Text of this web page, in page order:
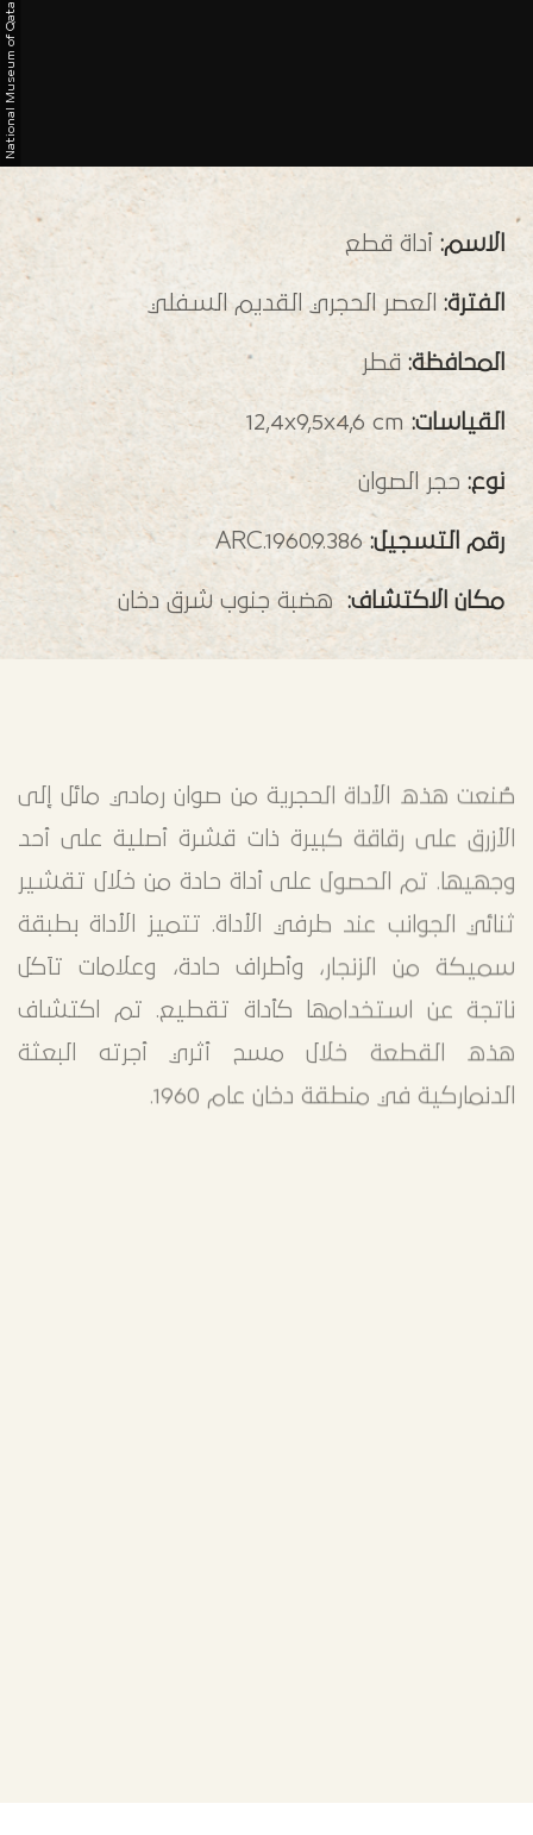
N
a
t
i
o
n
a
l
M
u
s
e
u
m
o
f
Q
a
t
a
الاسم: أداة قطع
الفترة: العصر الحجري القديم السفلي
المحافظة: قطر
القياسات: 12,4x9,5x4,6 cm
نوع: حجر الصوان
رقم التسجيل:ARC.1960.9.386
مكان الاكتشاف: هضبة جنوب شرق دخان
صُنعت هذه الأداة الحجرية من صوان رمادي مائل إلى
الأزرق على رقاقة كبيرة ذات قشرة أصلية على أحد
وجهيها. تم الحصول على أداة حادة من خلال تقشير
ثنائي الجوانب عند طرفي الأداة. تتميز الأداة بطبقة
سميكة من الزنجار، وأطراف حادة، وعلامات تآكل
ناتجة عن استخدامها كأداة تقطيع. تم اكتشاف
هذه القطعة خلال مسح أثري أجرته البعثة
الدنماركية في منطقة دخان عام 1960.